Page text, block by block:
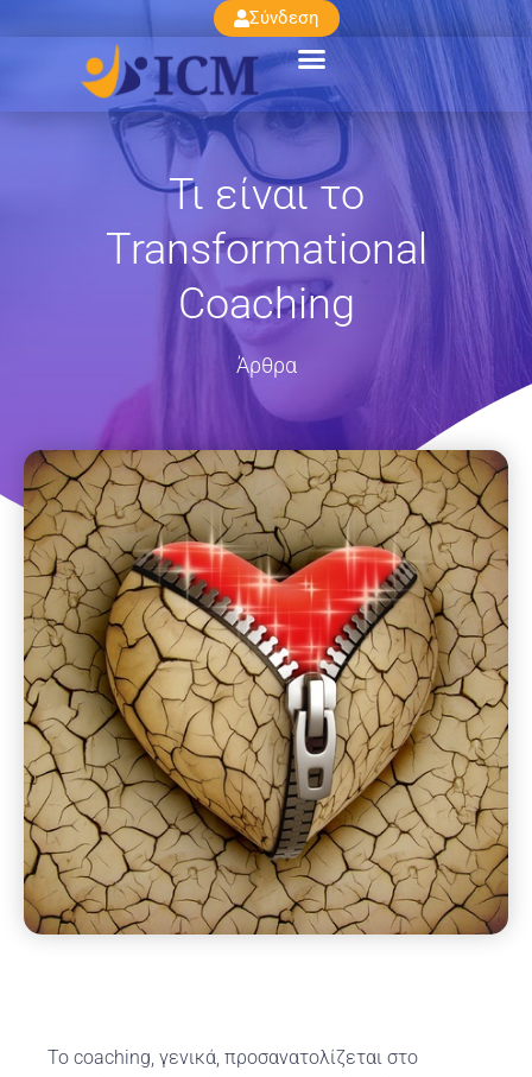
Σύνδεση
Τι είναι το
Transformational
Coaching
Άρθρα
Το coaching, γενικά, προσανατολίζεται στο